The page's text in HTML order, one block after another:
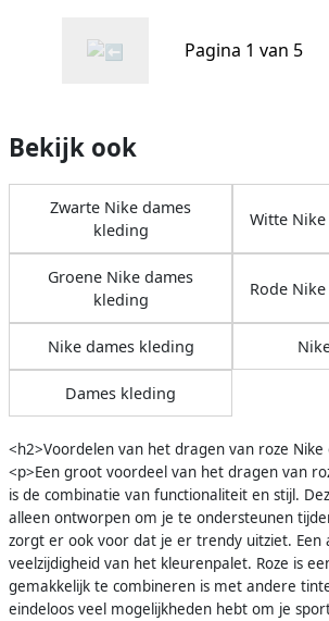
Pagina 1 van 5
Bekijk ook
Zwarte Nike dames
kleding
Witte
Groene Nike dames
kleding
Rode
Nike dames kleding
Dames kleding
<h2>Voordelen van het dragen van roze Nike
<p>Een groot voordeel van het dragen van
is de combinatie van functionaliteit en stijl.
alleen ontworpen om je te ondersteunen
zorgt er ook voor dat je er trendy uitziet. Een
veelzijdigheid van het kleurenpalet. Roze is
gemakkelijk te combineren is met andere
eindeloos veel mogelijkheden hebt om je